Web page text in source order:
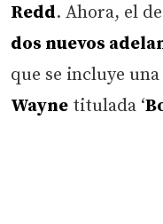
Redd. Ahora, el
dos nuevos
que se incluye una
Wayne titulada ‘